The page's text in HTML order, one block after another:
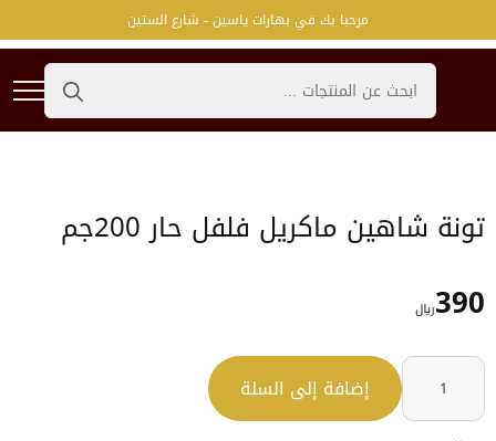
مرحبا بك في بهارات ياسين - شارع الستين
for:
تونة شاهين ماكريل فلفل حار 200جم
390﷼
كمية
شاهين
فلفل
إضافة إلى السلة